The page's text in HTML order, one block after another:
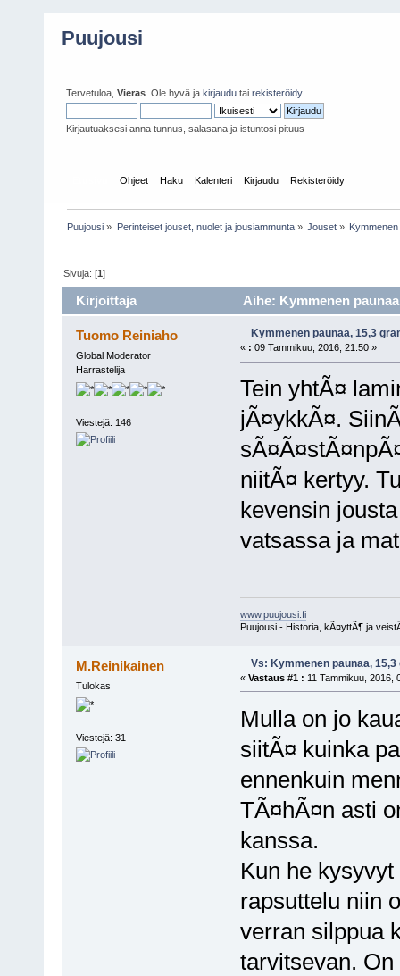
Puujousi
Tervetuloa, Vieras . Ole hyvä ja kirjaudu tai rekisteröidy.
Kirjautuaksesi anna tunnus, salasana ja istuntosi pituus
Ohjeet Haku Kalenteri Kirjaudu Rekisteröidy
Puujousi » Perinteiset jouset, nuolet ja jousiammunta» Jouset»
Sivuja: [1]
Kirjoittaja Aihe: Kymmenen
Tuomo Reiniaho
Global Moderator
Harrastelija
Viestejä: 146
Kymmenen paunaa, 15,3
« : 09 Tammikuu, 2016, 21:50 »
Tein yhtÃ¤
jÃ¤ykkÃ¤.
niitÃ¤ kertyy.
kevensin
vatsassa ja
www.puujousi.fi
Puujousi - Historia, kÃ¤yttÃ¶ ja
M.Reinikainen
Tulokas
Viestejä: 31
Vs: Kymmenen paunaa, 15,3
« Vastaus #1 : 11 Tammikuu, 2016,
Mulla on jo
siitÃ¤ kuinka
ennenkuin
TÃ¤hÃ¤n asti
kanssa.
Kun he
rapsuttelu niin
verran silppua
tarvitsevan.